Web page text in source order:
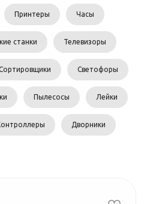
Принтеры Часы
станки Телевизоры
Светофоры
Пылесосы Лейки
Дворники